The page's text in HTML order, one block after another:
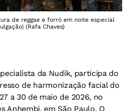
de reggae e forró em noite especial
(Rafa Chaves)
da Nudik, participa do
de harmonização facial do
a 30 de maio de 2026, no
Anhembi, em São Paulo. O